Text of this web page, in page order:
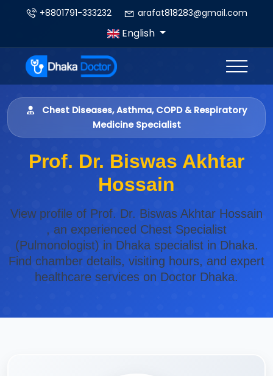
+8801791-333232 arafat818283@gmail.com
English
Chest Diseases, Asthma, COPD & Respiratory
Medicine Specialist
Prof. Dr. Biswas Akhtar
Hossain
View profile of Prof. Dr. Biswas Akhtar Hossain
, an experienced Chest Specialist
(Pulmonologist) in Dhaka specialist in Dhaka.
Find chamber details, visiting hours, and expert
healthcare services on Doctor Dhaka.